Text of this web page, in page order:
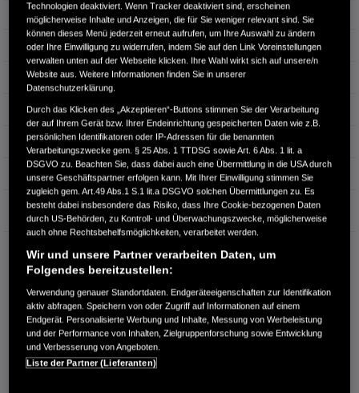
Getriebe Automatik
Türen 5
Leistung 96 kW / 131 PS
Hubraum 1.498 cm³
Erstzulassung 03.2025
Bauart SUV
Garantie
AUTOHAUS MÜLLER GMBH
Am Erzweg 1
RUFEN SIE UNS AN:
06887 2033
Technologien deaktiviert. Wenn Tracker deaktiviert sind, erscheinen
möglicherweise Inhalte und Anzeigen, die für Sie weniger relevant sind. Sie
können dieses Menü jederzeit erneut aufrufen, um Ihre Auswahl zu ändern
oder Ihre Einwilligung zu widerrufen, indem Sie auf den Link Voreinstellungen
verwalten unten auf der Webseite klicken. Ihre Wahl wirkt sich auf unsere/n
Website aus. Weitere Informationen finden Sie in unserer
Datenschutzerklärung.
Durch das Klicken des „Akzeptieren“-Buttons stimmen Sie der Verarbeitung
der auf Ihrem Gerät bzw. Ihrer Endeinrichtung gespeicherten Daten wie z.B.
persönlichen Identifikatoren oder IP-Adressen für die benannten
Verarbeitungszwecke gem. § 25 Abs. 1 TTDSG sowie Art. 6 Abs. 1 lit. a
DSGVO zu. Beachten Sie, dass dabei auch eine Übermittlung in die USA durch
unsere Geschäftspartner erfolgen kann. Mit Ihrer Einwilligung stimmen Sie
zugleich gem. Art.49 Abs.1 S.1 lit.a DSGVO solchen Übermittlungen zu. Es
besteht dabei insbesondere das Risiko, dass Ihre Cookie-bezogenen Daten
durch US-Behörden, zu Kontroll- und Überwachungszwecke, möglicherweise
auch ohne Rechtsbehelfsmöglichkeiten, verarbeitet werden.
Wir und unsere Partner verarbeiten Daten, um
Folgendes bereitzustellen:
Verwendung genauer Standortdaten. Endgeräteeigenschaften zur Identifikation
aktiv abfragen. Speichern von oder Zugriff auf Informationen auf einem
Endgerät. Personalisierte Werbung und Inhalte, Messung von Werbeleistung
und der Performance von Inhalten, Zielgruppenforschung sowie Entwicklung
und Verbesserung von Angeboten.
Liste der Partner (Lieferanten)